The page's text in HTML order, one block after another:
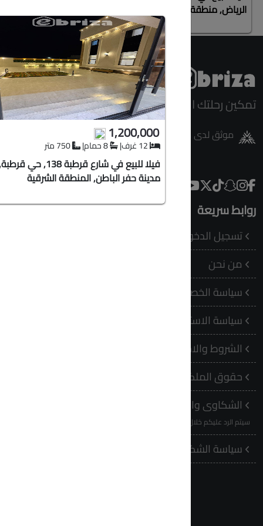
الرياض, منطقة الرياض
تمكين رحلتك العقارية
موثق لدى منصة الاعمال
تطبيق
يمكنك
روابط سريعة
تسجيل الدخول
من نحن
سياسة الخصوصية
سياسة الاستخدام
الشروط والاحكام
حقوق الملكية الفكرية
الشكاوى والاقتراحات
سيتم الرد عليكم خلال (3 - 10) ايام عمل
سياسة الشكاوى والاقتراحات
تواصل
قيمة البيع 3000000
رخصة فال 1100280072
ترخيص الاعلان 7100258134
رقم التواصل 0566990694
1,200,000
|
|
فيلا للبيع في شارع قرطبة 138, حي
مدينة حفر الباطن, المنطقة الشرقية